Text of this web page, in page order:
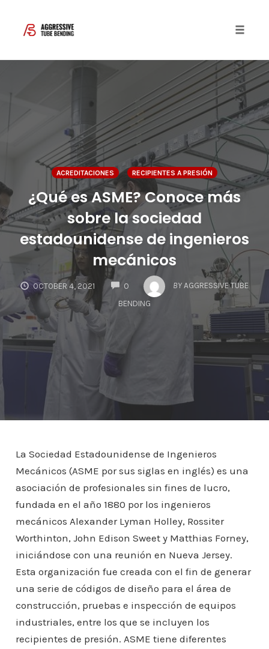
ACREDITACIONES RECIPIENTES A PRESIÓN
¿Qué es ASME? Conoce más
sobre la sociedad
estadounidense de ingenieros
mecánicos
OCTOBER 4, 2021 0
COMMENTS
BY AGGRESSIVE TUBE
BENDING
La Sociedad Estadounidense de Ingenieros
Mecánicos (ASME por sus siglas en inglés) es una
asociación de profesionales sin fines de lucro,
fundada en el año 1880 por los ingenieros
mecánicos Alexander Lyman Holley, Rossiter
Worthinton, John Edison Sweet y Matthias Forney,
iniciándose con una reunión en Nueva Jersey.
Esta organización fue creada con el fin de generar
una serie de códigos de diseño para el área de
construcción, pruebas e inspección de equipos
industriales, entre los que se incluyen los
recipientes de presión. ASME tiene diferentes